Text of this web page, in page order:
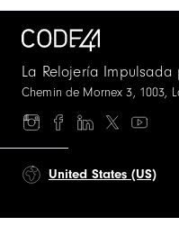
La Relojería Impulsada
Chemin de Mornex 3, 1003,